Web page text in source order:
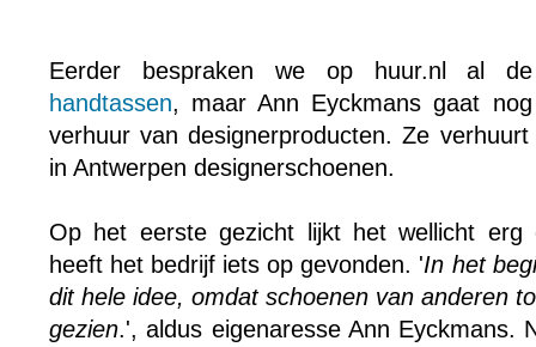
Eerder bespraken we op huur.nl al
handtassen, maar Ann Eyckmans gaat
verhuur van designerproducten. Ze
in Antwerpen designerschoenen.
Op het eerste gezicht lijkt het wellicht erg
heeft het bedrijf iets op gevonden. 'In het
dit hele idee, omdat schoenen van anderen
gezien.', aldus eigenaresse Ann Eyckmans.